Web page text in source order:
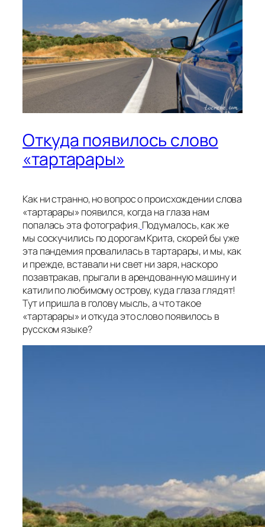
Откуда появилось слово
«тартарары»
Как ни странно, но вопрос о происхождении слова
«тартарары» появился, когда на глаза нам
попалась эта фотография. Подумалось, как же
мы соскучились по дорогам Крита, скорей бы уже
эта пандемия провалилась в тартарары, и мы, как
и прежде, вставали ни свет ни заря, наскоро
позавтракав, прыгали в арендованную машину и
катили по любимому острову, куда глаза глядят!
Тут и пришла в голову мысль, а что такое
«тартарары» и откуда это слово появилось в
русском языке?